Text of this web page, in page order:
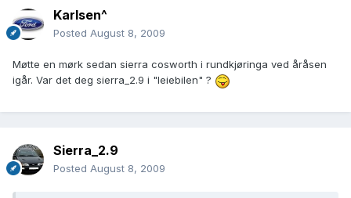
Karlsen^
Posted August 8, 2009
Møtte en mørk sedan sierra cosworth i rundkjøringa ved åråsen
igår. Var det deg sierra_2.9 i "leiebilen" ?
Sierra_2.9
Posted August 8, 2009